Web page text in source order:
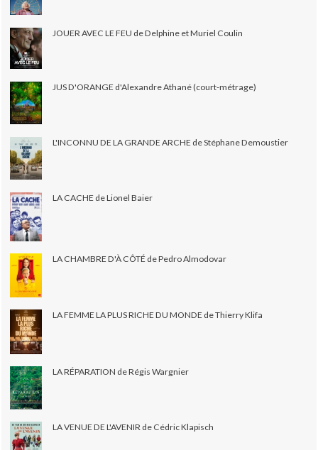
JOUER AVEC LE FEU de Delphine et Muriel Coulin
JUS D'ORANGE d'Alexandre Athané (court-métrage)
L'INCONNU DE LA GRANDE ARCHE de Stéphane Demoustier
LA CACHE de Lionel Baier
LA CHAMBRE D'À CÔTÉ de Pedro Almodovar
LA FEMME LA PLUS RICHE DU MONDE de Thierry Klifa
LA RÉPARATION de Régis Wargnier
LA VENUE DE L'AVENIR de Cédric Klapisch